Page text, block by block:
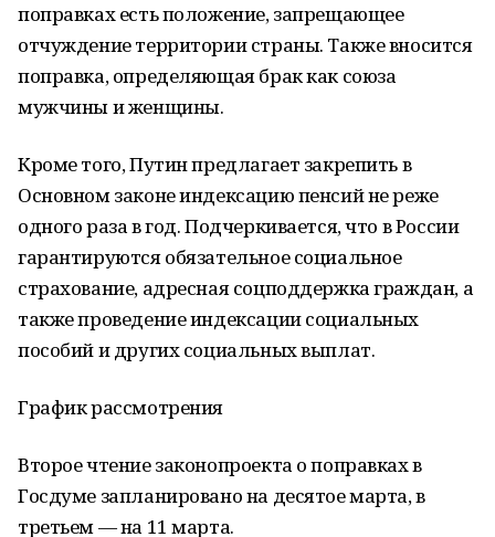
поправках есть положение, запрещающее
отчуждение территории страны. Также вносится
поправка, определяющая брак как союза
мужчины и женщины.
Кроме того, Путин предлагает закрепить в
Основном законе индексацию пенсий не реже
одного раза в год. Подчеркивается, что в России
гарантируются обязательное социальное
страхование, адресная соцподдержка граждан, а
также проведение индексации социальных
пособий и других социальных выплат.
График рассмотрения
Второе чтение законопроекта о поправках в
Госдуме запланировано на десятое марта, в
третьем — на 11 марта.